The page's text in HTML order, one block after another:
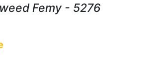
Femy - 5276